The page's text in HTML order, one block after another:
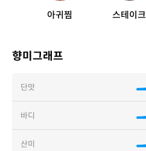
아귀찜 스테이크
향미그래프
단맛
바디
산미